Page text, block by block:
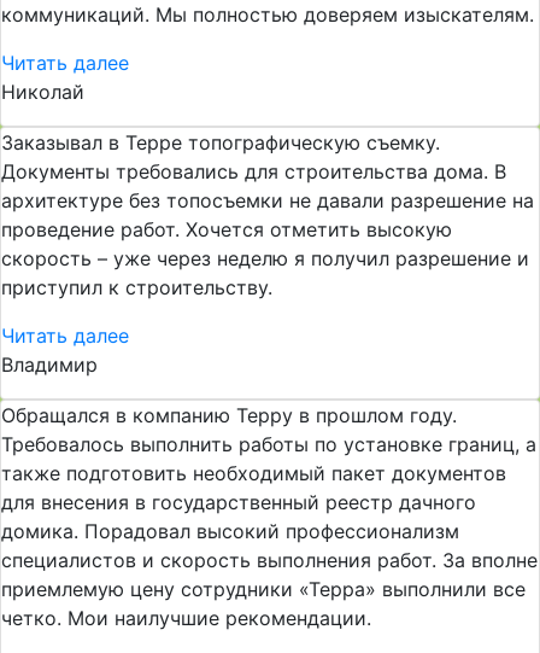
коммуникаций. Мы полностью доверяем изыскателям.
Читать далее
Николай
Заказывал в Терре топографическую съемку.
Документы требовались для строительства дома. В
архитектуре без топосъемки не давали разрешение на
проведение работ. Хочется отметить высокую
скорость – уже через неделю я получил разрешение и
приступил к строительству.
Читать далее
Владимир
Обращался в компанию Терру в прошлом году.
Требовалось выполнить работы по установке границ, а
также подготовить необходимый пакет документов
для внесения в государственный реестр дачного
домика. Порадовал высокий профессионализм
специалистов и скорость выполнения работ. За вполне
приемлемую цену сотрудники «Терра» выполнили все
четко. Мои наилучшие рекомендации.